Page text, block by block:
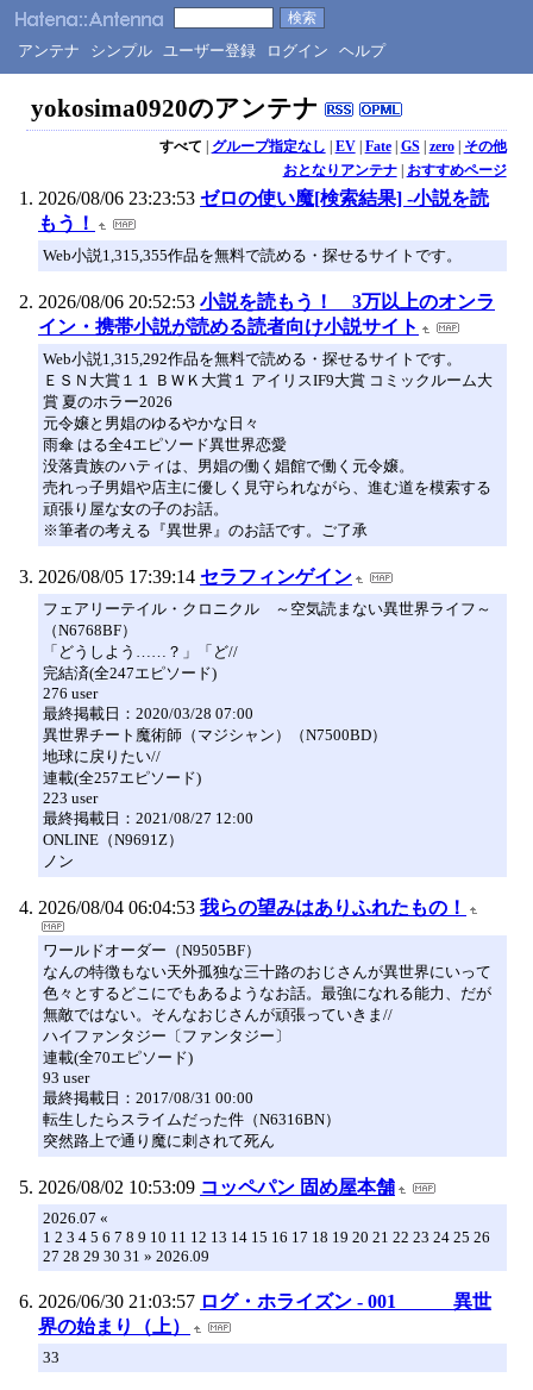
アンテナ シンプル ユーザー登録 ログイン ヘルプ
yokosima0920のアンテナ
すべて | グループ指定なし | EV| Fate| GS| zero| その他
おとなりアンテナ| おすすめページ
2026/08/06 23:23:53 ゼロの使い魔[検索結果] -小説を読
もう！
Web小説1,315,355作品を無料で読める・探せるサイトです。
2026/08/06 20:52:53 小説を読もう！ 3万以上のオンラ
イン・携帯小説が読める読者向け小説サイト
Web小説1,315,292作品を無料で読める・探せるサイトです。
ＥＳＮ大賞１１ ＢＷＫ大賞１ アイリスIF9大賞 コミックルーム大
賞 夏のホラー2026
元令嬢と男娼のゆるやかな日々
雨傘 はる全4エピソード異世界恋愛
没落貴族のハティは、男娼の働く娼館で働く元令嬢。
売れっ子男娼や店主に優しく見守られながら、進む道を模索する
頑張り屋な女の子のお話。
※筆者の考える『異世界』のお話です。ご了承
2026/08/05 17:39:14 セラフィンゲイン
フェアリーテイル・クロニクル ～空気読まない異世界ライフ～
（N6768BF）
「どうしよう……？」「ど//
完結済(全247エピソード)
276 user
最終掲載日：2020/03/28 07:00
異世界チート魔術師（マジシャン）（N7500BD）
地球に戻りたい//
連載(全257エピソード)
223 user
最終掲載日：2021/08/27 12:00
ONLINE（N9691Z）
ノン
2026/08/04 06:04:53 我らの望みはありふれたもの！
ワールドオーダー（N9505BF）
なんの特徴もない天外孤独な三十路のおじさんが異世界にいって
色々とするどこにでもあるようなお話。最強になれる能力、だが
無敵ではない。そんなおじさんが頑張っていきま//
ハイファンタジー〔ファンタジー〕
連載(全70エピソード)
93 user
最終掲載日：2017/08/31 00:00
転生したらスライムだった件（N6316BN）
突然路上で通り魔に刺されて死ん
2026/08/02 10:53:09 コッペパン 固め屋本舗
2026.07 «
1 2 3 4 5 6 7 8 9 10 11 12 13 14 15 16 17 18 19 20 21 22 23 24 25 26
27 28 29 30 31 » 2026.09
2026/06/30 21:03:57 ログ・ホライズン - 001 異世
界の始まり（上）
33